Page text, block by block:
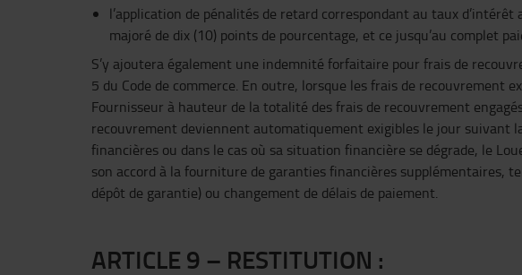
l’application de pénalités de retard correspondant au taux
majoré de dix (10) points de pourcentage, et ce jusqu’au complet
S’y ajoutera également une indemnité forfaitaire pour frais de
5 du Code de commerce. En outre, lorsque les frais de recouvrement
Fournisseur à hauteur de la totalité des frais de recouvrement
recouvrement deviennent automatiquement exigibles le jour suivant
financières ou dans le cas où sa situation financière se dégrade, le
son accord à la fourniture de garanties financières supplémentaires,
dépôt de garantie) ou changement de délais de paiement.
ARTICLE 9 – RESTITUTION :